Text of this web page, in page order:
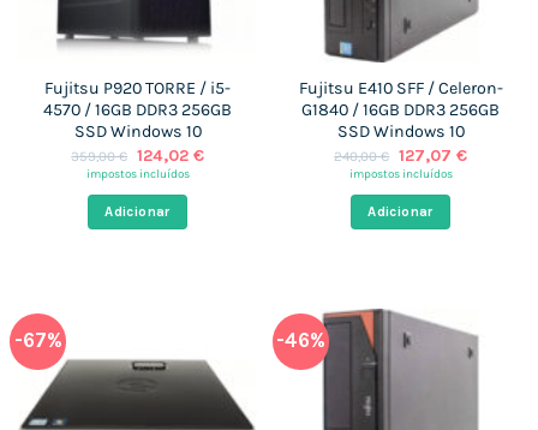
Fujitsu P920 TORRE / i5-
4570 / 16GB DDR3 256GB
SSD Windows 10
359,00€ O
preço
era:
359,00 €.
124,02 €O
impostos incluídos
Adicionar
Fujitsu E410 SFF / Celeron-
G1840 / 16GB DDR3 256GB
SSD Windows 10
240,00€ O
preço
era:
240,00 €.
127,07 €O
impostos incluídos
Adicionar
-67% -46%